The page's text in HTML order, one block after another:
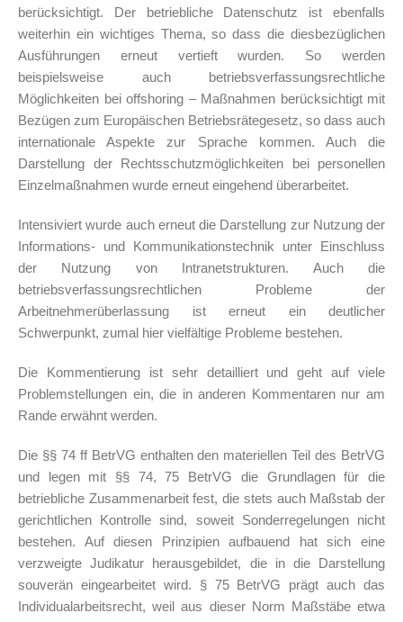
berücksichtigt. Der betriebliche Datenschutz ist ebenfalls
weiterhin ein wichtiges Thema, so dass die diesbezüglichen
Ausführungen erneut vertieft wurden. So werden
beispielsweise auch betriebsverfassungsrechtliche
Möglichkeiten bei offshoring – Maßnahmen berücksichtigt mit
Bezügen zum Europäischen Betriebsrätegesetz, so dass auch
internationale Aspekte zur Sprache kommen. Auch die
Darstellung der Rechtsschutzmöglichkeiten bei personellen
Einzelmaßnahmen wurde erneut eingehend überarbeitet.
Intensiviert wurde auch erneut die Darstellung zur Nutzung der
Informations- und Kommunikationstechnik unter Einschluss
der Nutzung von Intranetstrukturen. Auch die
betriebsverfassungsrechtlichen Probleme der
Arbeitnehmerüberlassung ist erneut ein deutlicher
Schwerpunkt, zumal hier vielfältige Probleme bestehen.
Die Kommentierung ist sehr detailliert und geht auf viele
Problemstellungen ein, die in anderen Kommentaren nur am
Rande erwähnt werden.
Die §§ 74 ff BetrVG enthalten den materiellen Teil des BetrVG
und legen mit §§ 74, 75 BetrVG die Grundlagen für die
betriebliche Zusammenarbeit fest, die stets auch Maßstab der
gerichtlichen Kontrolle sind, soweit Sonderregelungen nicht
bestehen. Auf diesen Prinzipien aufbauend hat sich eine
verzweigte Judikatur herausgebildet, die in die Darstellung
souverän eingearbeitet wird. § 75 BetrVG prägt auch das
Individualarbeitsrecht, weil aus dieser Norm Maßstäbe etwa